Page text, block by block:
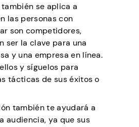
se aplica a
las personas con
son competidores,
ser la clave para una
y una empresa en línea.
y síguelos para
tácticas de sus éxitos o
también te ayudará a
audiencia, ya que sus